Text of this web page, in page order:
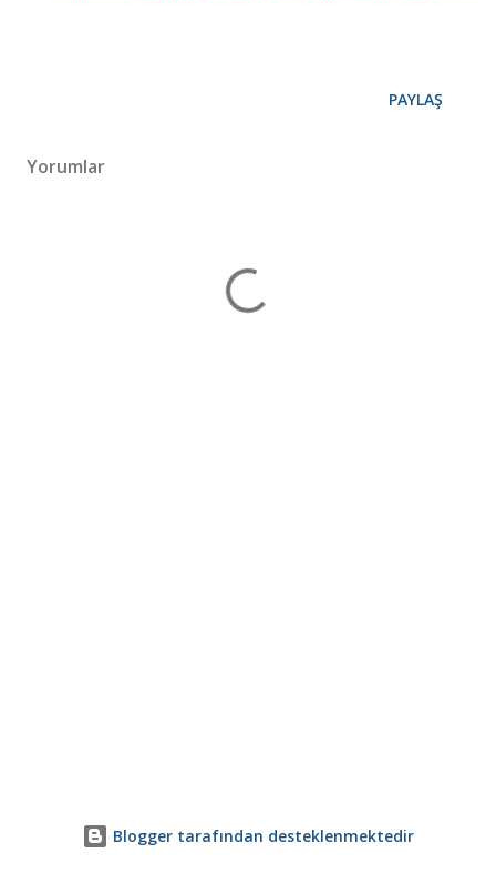
PAYLAŞ
Yorumlar
Blogger tarafından desteklenmektedir